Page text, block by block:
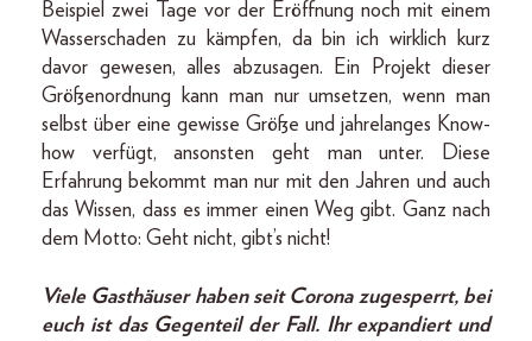
Beispiel zwei Tage vor der Eröffnung noch mit einem
Wasserschaden zu kämpfen, da bin ich wirklich kurz
davor gewesen, alles abzusagen. Ein Projekt dieser
Größenordnung kann man nur umsetzen, wenn man
selbst über eine gewisse Größe und jahrelanges Know-
how verfügt, ansonsten geht man unter. Diese
Erfahrung bekommt man nur mit den Jahren und auch
das Wissen, dass es immer einen Weg gibt. Ganz nach
dem Motto: Geht nicht, gibt’s nicht!
Viele Gasthäuser haben seit Corona zugesperrt, bei
euch ist das Gegenteil der Fall. Ihr expandiert und